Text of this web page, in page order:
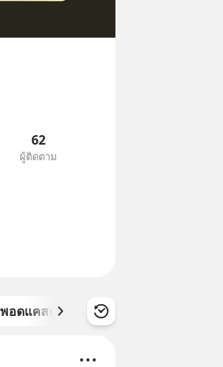
62
ผู้ติดตาม
พอดแคสต์ ซีรีส์